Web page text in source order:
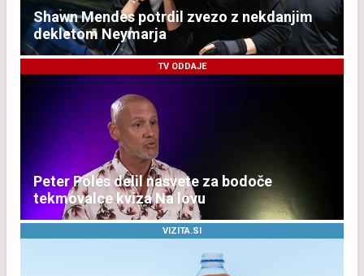
Shawn Mendes potrdil zvezo z nekdanjim
dekletom Neymarja
TV ODDAJE
Peter Poles delil nasvete za bodoče
tekmovalce kviza Na lovu
VIZITA.SI